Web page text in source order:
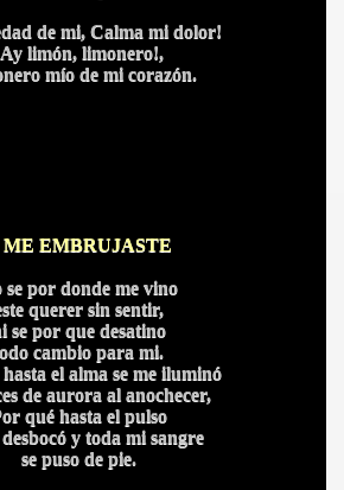
de mi, Calma mi dolor!
limón, limonero!,
mío de mi corazón.
ME EMBRUJASTE
se por donde me vino
querer sin sentir,
se por que desatino
cambio para mi.
el alma se me iluminó
de aurora al anochecer,
qué hasta el pulso
desbocó y toda mi sangre
se puso de pie.